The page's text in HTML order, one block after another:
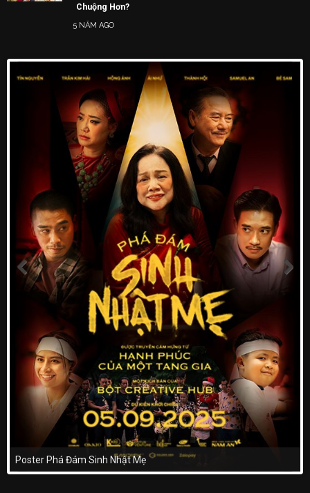
Chuộng Hơn?
5 NĂM AGO
Poster Phá Đám Sinh Nhật Mẹ